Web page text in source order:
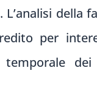
L’analisi
per
temporale